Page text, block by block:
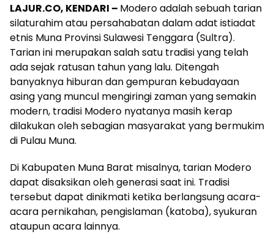
LAJUR.CO, KENDARI – Modero adalah sebuah tarian
silaturahim atau persahabatan dalam adat istiadat
etnis Muna Provinsi Sulawesi Tenggara (Sultra).
Tarian ini merupakan salah satu tradisi yang telah
ada sejak ratusan tahun yang lalu. Ditengah
banyaknya hiburan dan gempuran kebudayaan
asing yang muncul mengiringi zaman yang semakin
modern, tradisi Modero nyatanya masih kerap
dilakukan oleh sebagian masyarakat yang bermukim
di Pulau Muna.
Di Kabupaten Muna Barat misalnya, tarian Modero
dapat disaksikan oleh generasi saat ini. Tradisi
tersebut dapat dinikmati ketika berlangsung acara-
acara pernikahan, pengislaman (katoba), syukuran
ataupun acara lainnya.